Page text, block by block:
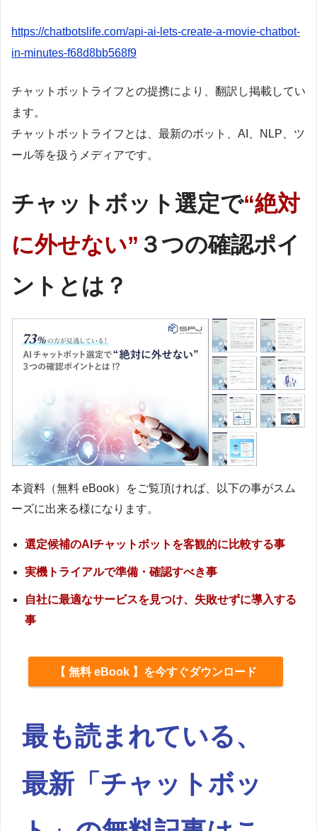
https://chatbotslife.com/api-ai-lets-create-a-movie-chatbot-
in-minutes-f68d8bb568f9
チャットボットライフとの提携により、翻訳し掲載してい
ます。
チャットボットライフとは、最新のボット、AI、NLP、ツ
ール等を扱うメディアです。
チャットボット選定で“絶対
に外せない” ３つの確認ポイ
ントとは？
本資料（無料 eBook）をご覧頂ければ、以下の事がスム
ーズに出来る様になります。
選定候補のAIチャットボットを客観的に比較する事
実機トライアルで準備・確認すべき事
自社に最適なサービスを見つけ、失敗せずに導入する
事
【 無料 eBook 】を今すぐダウンロード
最も読まれている、
最新「チャットボッ